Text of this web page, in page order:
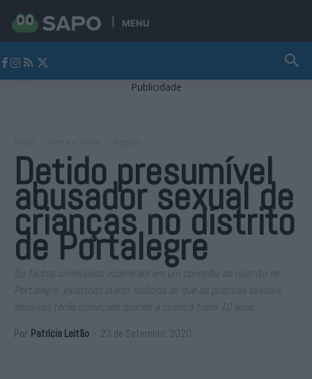
MENU
Publicidade
Detido presumível
abusador sexual de
crianças no distrito
de Portalegre
Os factos criminosos ocorreram em um concelho do distrito de
Portalegre, existindo claros indícios de que as práticas sexuais
abusivas terão começado quando a criança tinha 10 anos.
Por Patrícia Leitão - 23 de Setembro, 2020